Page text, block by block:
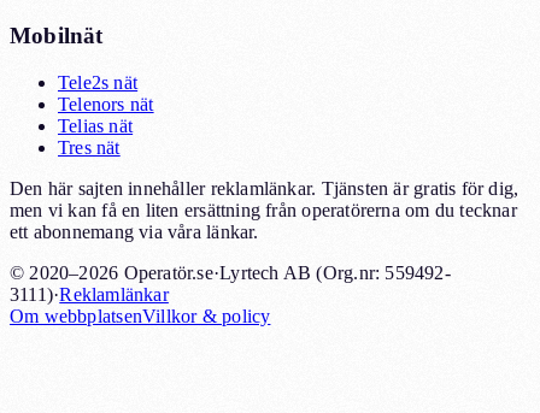
Mobilnät
Tele2s nät
Telenors nät
Telias nät
Tres nät
Den här sajten innehåller reklamlänkar. Tjänsten är gratis för dig,
men vi kan få en liten ersättning från operatörerna om du tecknar
ett abonnemang via våra länkar.
© 2020–2026 Operatör.se·Lyrtech AB (Org.nr: 559492-
3111)·Reklamlänkar
Om webbplatsenVillkor & policy